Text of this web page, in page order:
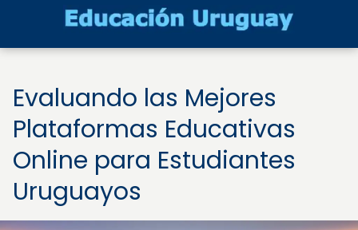
Evaluando las Mejores
Plataformas Educativas
Online para Estudiantes
Uruguayos